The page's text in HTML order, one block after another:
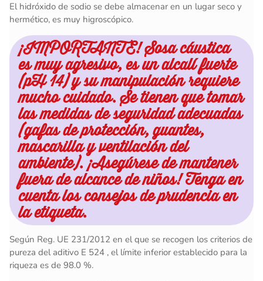
El hidróxido de sodio se debe almacenar en un lugar seco y
hermético, es muy higroscópico.
¡IMPORTANTE! Sosa cáustica
es muy agresivo, es un alcalífuerte
(pH 14) y su manipulación requiere
mucho cuidado. Se tienen que tomar
las medidas de seguridad adecuadas
(gafas de protección, guantes,
mascarilla y ventilación del
ambiente). ¡Asegúrese de mantener
fuera de alcance de niños! Tenga en
cuenta los consejos de prudencia en
la etiqueta.
Según Reg. UE 231/2012 en el que se recogen los criterios de
pureza del aditivo E 524 , el límite inferior establecido para la
riqueza es de 98.0 %.